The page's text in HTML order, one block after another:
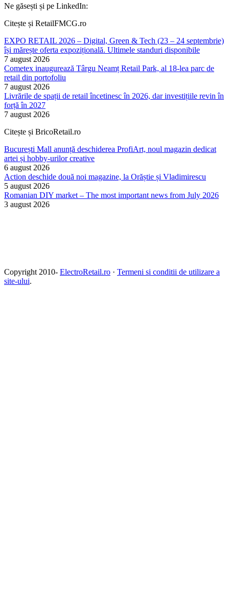
Ne găsești și pe LinkedIn:
Citește și RetailFMCG.ro
EXPO RETAIL 2026 – Digital, Green & Tech (23 – 24 septembrie)
își mărește oferta expozițională. Ultimele standuri disponibile
7 august 2026
Cometex inaugurează Târgu Neamț Retail Park, al 18-lea parc de
retail din portofoliu
7 august 2026
Livrările de spații de retail încetinesc în 2026, dar investițiile revin în
forță în 2027
7 august 2026
Citește și BricoRetail.ro
București Mall anunță deschiderea ProfiArt, noul magazin dedicat
artei și hobby-urilor creative
6 august 2026
Action deschide două noi magazine, la Orăștie și Vladimirescu
5 august 2026
Romanian DIY market – The most important news from July 2026
3 august 2026
Copyright 2010- ElectroRetail.ro · Termeni si conditii de utilizare a
site-ului.